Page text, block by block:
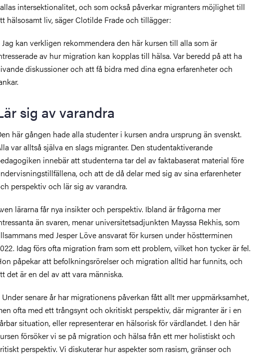
intersektionalitet, och som också påverkar migranters möjlighet till
hälsosamt liv, säger Clotilde Frade och tillägger:
Jag kan verkligen rekommendera den här kursen till alla som är
av hur migration kan kopplas till hälsa. Var beredd på att ha
diskussioner och att få bidra med dina egna erfarenheter och
sig av varandra
här gången hade alla studenter i kursen andra ursprung än svenskt.
var alltså själva en slags migranter. Den studentaktiverande
innebär att studenterna tar del av faktabaserat material före
och att de då delar med sig av sina erfarenheter
perspektiv och lär sig av varandra.
lärarna får nya insikter och perspektiv. Ibland är frågorna mer
än svaren, menar universitetsadjunkten Mayssa Rekhis, som
med Jesper Löve ansvarat för kursen under höstterminen
Idag förs ofta migration fram som ett problem, vilket hon tycker är fel.
påpekar att befolkningsrörelser och migration alltid har funnits, och
det är en del av att vara människa.
Under senare år har migrationens påverkan fått allt mer uppmärksamhet,
ofta med ett trångsynt och okritiskt perspektiv, där migranter är i en
situation, eller representerar en hälsorisk för värdlandet. I den här
försöker vi se på migration och hälsa från ett mer holistiskt och
perspektiv. Vi diskuterar hur aspekter som rasism, gränser och